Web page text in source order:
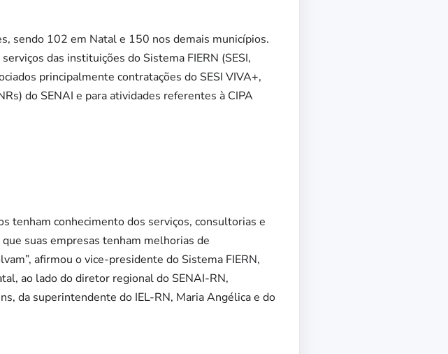
sendo 102 em Natal e 150 nos demais municípios.
das instituições do Sistema FIERN (SESI,
principalmente contratações do SESI VIVA+,
do SENAI e para atividades referentes à CIPA
tenham conhecimento dos serviços, consultorias e
suas empresas tenham melhorias de
afirmou o vice-presidente do Sistema FIERN,
ao lado do diretor regional do SENAI-RN,
da superintendente do IEL-RN, Maria Angélica e do